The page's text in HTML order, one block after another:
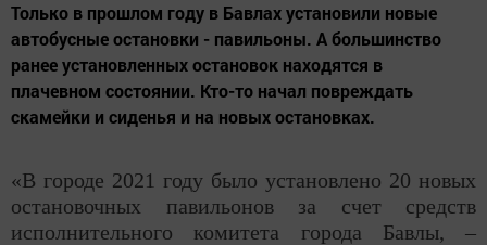
Только в прошлом году в Бавлах установили новые
автобусные остановки - павильоны. А большинство
ранее установленных остановок находятся в
плачевном состоянии. Кто-то начал повреждать
скамейки и сиденья и на новых остановках.
«В городе 2021 году было установлено 20 новых
остановочных павильонов за счет средств
исполнительного комитета города Бавлы, –